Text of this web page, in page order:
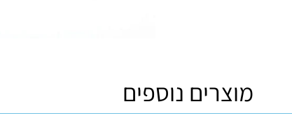
מוצרים נוספים